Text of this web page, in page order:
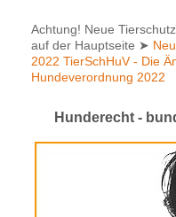
Achtung! Neue
auf der Hauptseite ➤
2022 TierSchHuV - Die
Hundeverordnung 2022
Hunderecht -